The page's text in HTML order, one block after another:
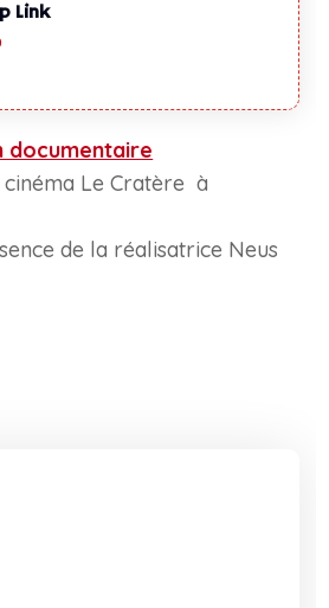
documentaire
cinéma Le Cratère à
de la réalisatrice Neus
Link